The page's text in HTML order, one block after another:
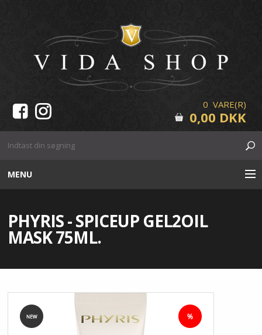
0 VARE(R)
0,00 DKK
MENU
MAKE-UP
ORGANIC
FORSIDE
PHYRIS - SPICEUP GEL2OIL
MASK 75ML.